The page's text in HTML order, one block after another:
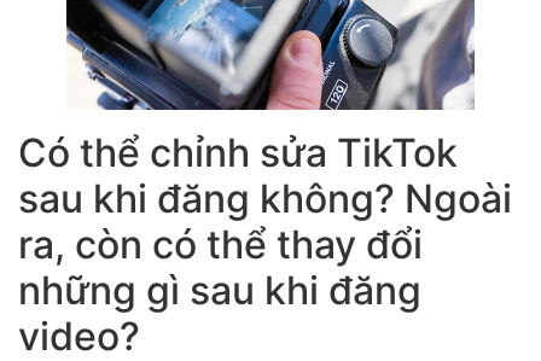
Có thể chỉnh sửa TikTok
sau khi đăng không? Ngoài
ra, còn có thể thay đổi
những gì sau khi đăng
video?